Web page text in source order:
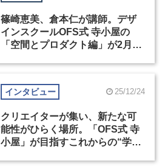
篠崎恵美、倉本仁が講師。デザ
インスクールOFS式 寺小屋の
「空間とプロダクト編」が2月1
インタビュー 25/12/24
クリエイターが集い、新たな可
能性がひらく場所。「OFS式 寺
小屋」が目指すこれからの“学